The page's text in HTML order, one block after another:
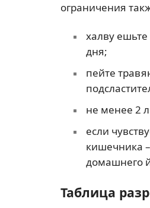
ограничения
халву
дня;
пейте
не менее 2
если
кишечника
домашнего
Таблица